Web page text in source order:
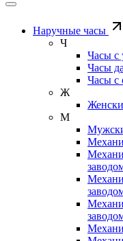
Наручные часы
Ч
Часы с
Часы
Часы с
Ж
М